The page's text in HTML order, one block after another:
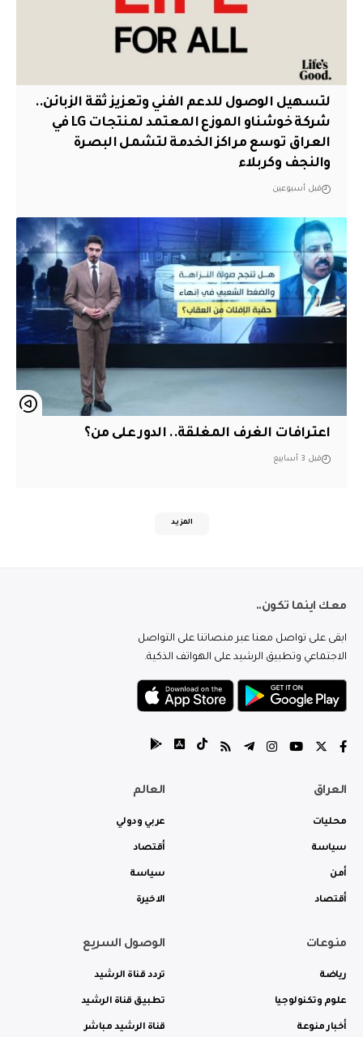
لتسهيل الوصول للدعم الفني وتعزيز ثقة الزبائن..
شركة خوشناو الموزع المعتمد لمنتجات LG في
العراق توسع مراكز الخدمة لتشمل البصرة
والنجف وكربلاء
قبل أسبوعين
اعترافات الغرف المغلقة.. الدور على من؟
قبل 3 أسابيع
المزيد
معك اينما تكون..
ابقى على تواصل معنا عبر منصاتنا على التواصل
الاجتماعي وتطبيق الرشيد على الهواتف الذكية.
العراق
محليات
سياسة
أمن
أقتصاد
العالم
عربي ودولي
أقتصاد
سياسة
الاخيرة
منوعات
رياضة
علوم وتكنولوجيا
أخبار منوعة
الوصول السريع
تردد قناة الرشيد
تطبيق قناة الرشيد
قناة الرشيد مباشر